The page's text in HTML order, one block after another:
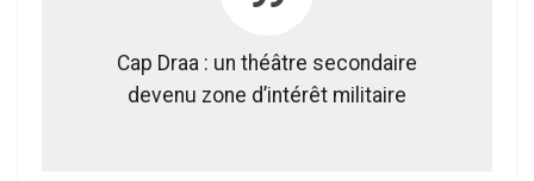
Cap Draa : un théâtre secondaire
devenu zone d’intérêt militaire